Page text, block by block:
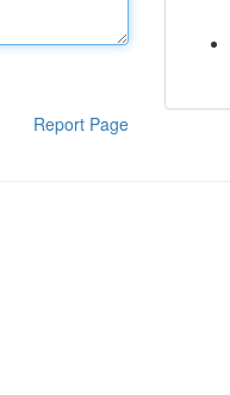
Report Page